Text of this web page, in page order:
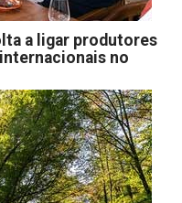
a ligar produtores
no